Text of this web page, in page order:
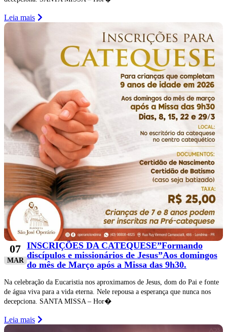
Leia mais
07
MAR
INSCRIÇÕES DA CATEQUESE”Formando
discípulos e missionários de Jesus”Aos domingos
do mês de Março após a Missa das 9h30.
Na celebração da Eucaristia nos aproximamos de Jesus, dom do Pai e fonte
de água viva para a vida eterna. Nele repousa a esperança que nunca nos
decepciona. SANTA MISSA – Hor�
Leia mais